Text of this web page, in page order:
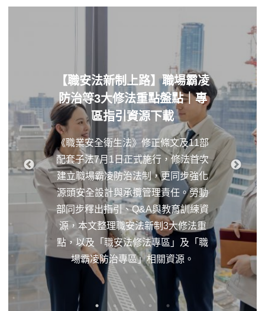
【職安法新制上路】職場霸凌
防治等3大修法重點盤點｜專
區指引資源下載
《職業安全衛生法》修正條文及11部
配套子法7月1日正式施行，修法首次
建立職場霸凌防治法制，更同步強化
源頭安全設計與承攬管理責任。勞動
部同步釋出指引、Q&A與教育訓練資
源，本文整理職安法新制3大修法重
點，以及「職安法修法專區」及「職
場霸凌防治專區」相關資源。